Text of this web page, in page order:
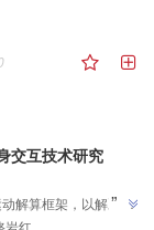
解决方案。
交互技术研究
解算框架，以解决全
”
岩红